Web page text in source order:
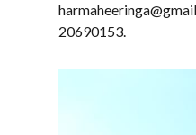
20690153.